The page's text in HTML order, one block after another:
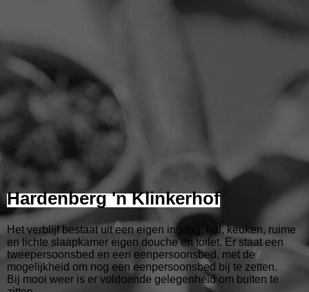
Hardenberg 'n Klinkerhof
Het verblijf bestaat uit een eigen ingang, hal, keuken, ruime
en lichte slaapkamer eigen douche en toilet. Er staat een
tweepersoonsbed en een eenpersoonsbed, met de
mogelijkheid om nog een eenpersoonsbed bij te zetten.
Bij mooi weer is er voldoende gelegenheid om buiten te